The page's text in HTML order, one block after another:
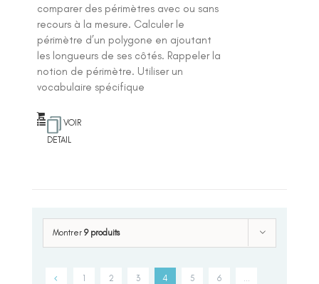
comparer des périmètres avec ou sans
recours à la mesure. Calculer le
périmètre d’un polygone en ajoutant
les longueurs de ses côtés. Rappeler la
notion de périmètre. Utiliser un
vocabulaire spécifique
VOIR
DETAIL
Montrer 9 produits
1 2 3 4 5 6